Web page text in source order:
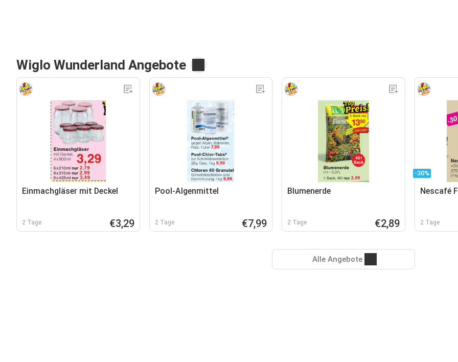
Wiglo Wunderland Angebote
Einmachgläser mit Deckel
2 Tage €3,29
Pool-Algenmittel
2 Tage €7,99
Blumenerde
2 Tage €2,89
-30%
Nescafé
2 Tage
Alle Angebote